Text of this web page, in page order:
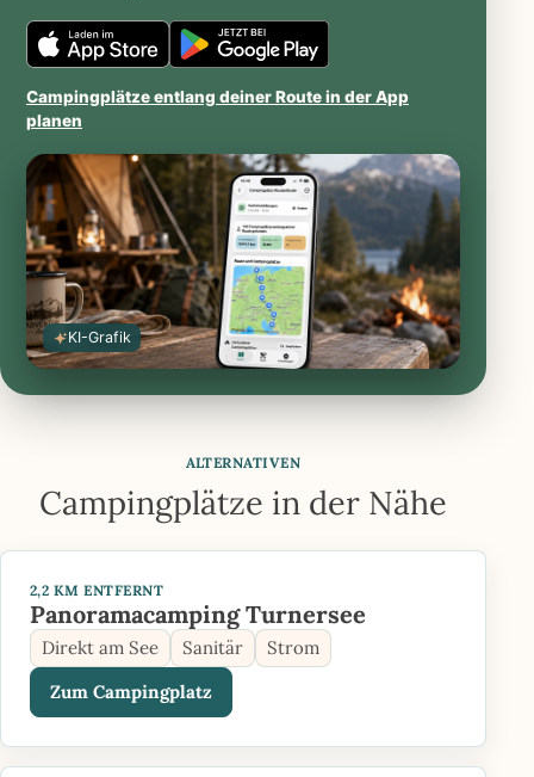
KI-Grafik
Caravanios
iOS
App
Store
öffnen
Caravanios
Google
öffnen
Campingplätze entlang deiner Route in der App
planen
ALTERNATIVEN
Campingplätze in der Nähe
2,2 KM ENTFERNT
Panoramacamping Turnersee
Direkt am See Sanitär
Strom
Zum Campingplatz